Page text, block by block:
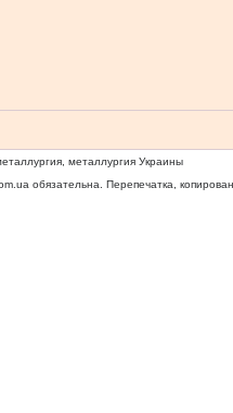
металлургия Украины
обязательна. Перепечатка,